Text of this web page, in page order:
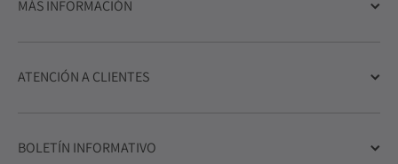
MÁS INFORMACIÓN
ATENCIÓN A CLIENTES
BOLETÍN INFORMATIVO